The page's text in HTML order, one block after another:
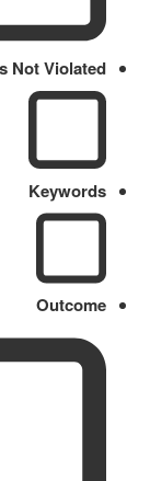
Not Violated
Keywords
Outcome